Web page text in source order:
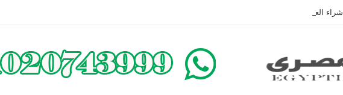
شراء العقارات داخل الكومباوندات تحت الإنشاء | أهم البنود التي تحمي المشتري في القانون المصري